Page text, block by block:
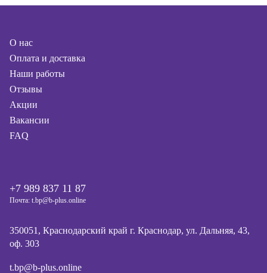
О нас
Оплата и доставка
Наши работы
Отзывы
Акции
Вакансии
FAQ
+7 989 837 11 87
Почта: t.bp@b-plus.online
350051, Краснодарский край г. Краснодар, ул. Дальняя, 43,
оф. 303
t.bp@b-plus.online